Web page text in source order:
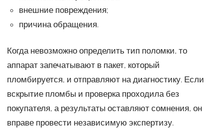
внешние повреждения;
причина обращения.
Когда невозможно определить тип поломки, то
аппарат запечатывают в пакет, который
пломбируется, и отправляют на диагностику. Если
вскрытие пломбы и проверка проходила без
покупателя, а результаты оставляют сомнения, он
вправе провести независимую экспертизу.